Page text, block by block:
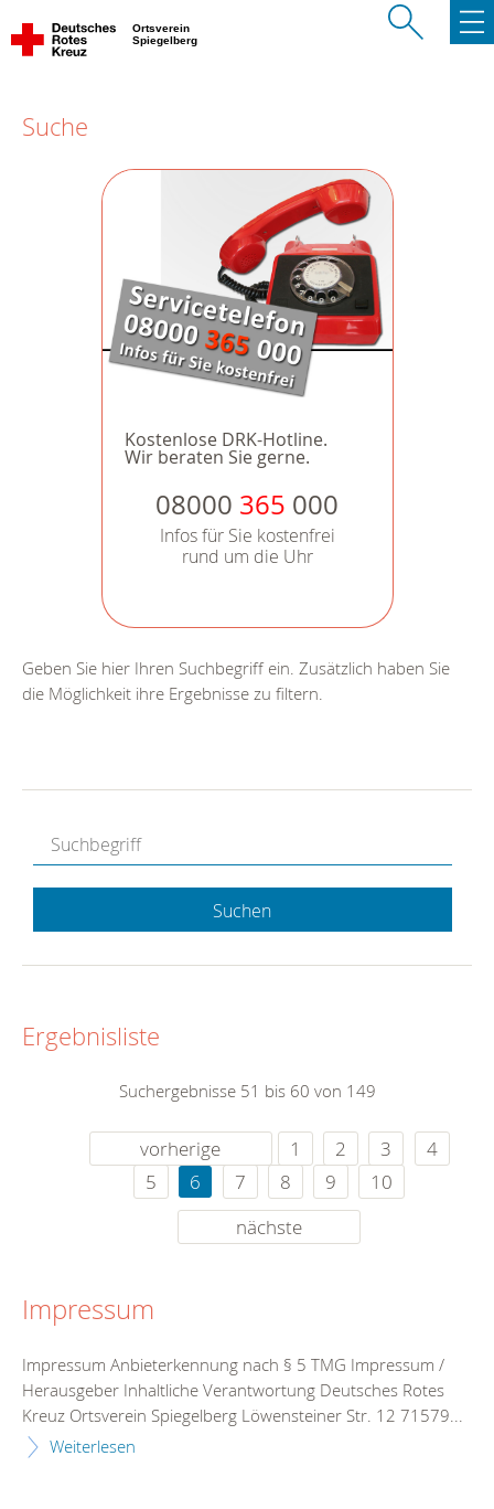
Ortsverein
Spiegelberg
Suche
Kostenlose DRK-Hotline.
Wir beraten Sie gerne.
08000 365 000
Infos für Sie kostenfrei
rund um die Uhr
Geben Sie hier Ihren Suchbegriff ein. Zusätzlich haben Sie
die Möglichkeit ihre Ergebnisse zu filtern.
Suchen
Ergebnisliste
Suchergebnisse 51 bis 60 von 149
vorherige 1 2 3
4
5
6 7 8 9
10
nächste
Impressum
Impressum Anbieterkennung nach § 5 TMG Impressum /
Herausgeber Inhaltliche Verantwortung Deutsches Rotes
Kreuz Ortsverein Spiegelberg Löwensteiner Str. 12 71579...
Weiterlesen